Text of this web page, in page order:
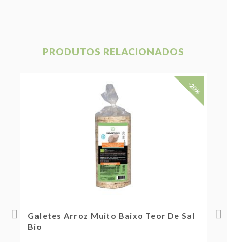
PRODUTOS RELACIONADOS
-20%
Galetes Arroz Muito Baixo Teor De Sal
Bio